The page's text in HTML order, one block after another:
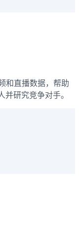
和直播数据，帮助
并研究竞争对手。